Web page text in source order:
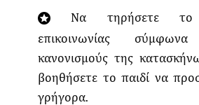
Να τηρήσετε το
επικοινωνίας
κανονισμούς της
βοηθήσετε το παιδί να
γρήγορα.